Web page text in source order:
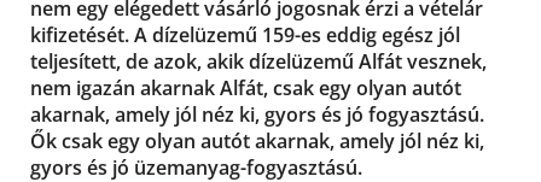
nem egy elégedett vásárló jogosnak érzi a vételár
kifizetését. A dízelüzemű 159-es eddig egész jól
teljesített, de azok, akik dízelüzemű Alfát vesznek,
nem igazán akarnak Alfát, csak egy olyan autót
akarnak, amely jól néz ki, gyors és jó fogyasztású.
Ők csak egy olyan autót akarnak, amely jól néz ki,
gyors és jó üzemanyag-fogyasztású.